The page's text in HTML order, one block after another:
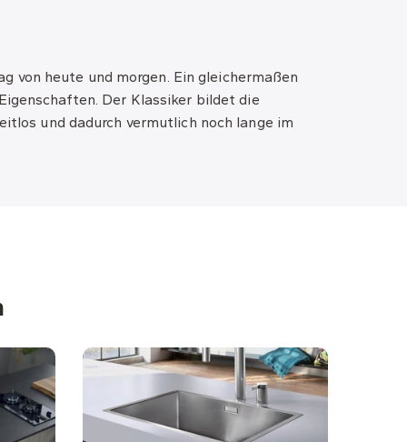
von heute und morgen. Ein gleichermaßen
Der Klassiker bildet die
und dadurch vermutlich noch lange im